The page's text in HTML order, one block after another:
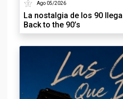
Ago 05/2026
La nostalgia de los 90
Back to the 90’s